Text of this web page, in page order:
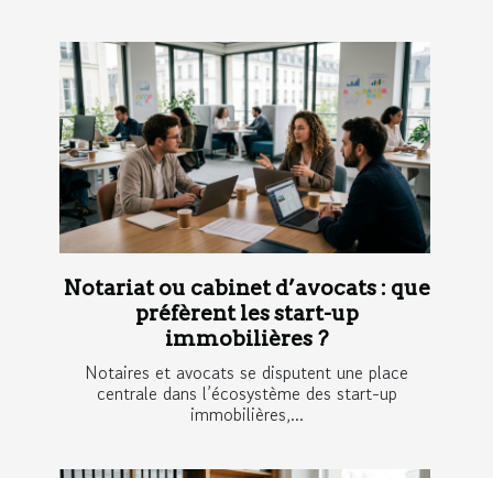
Notariat ou cabinet d’avocats : que
préfèrent les start-up
immobilières ?
Notaires et avocats se disputent une place
centrale dans l’écosystème des start-up
immobilières,...